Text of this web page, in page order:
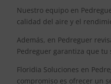
Nuestro equipo en
calidad del aire y el
Además, en Pedreguer
Pedreguer garantiza que
Floridia Soluciones en
compromiso es ofrecer un